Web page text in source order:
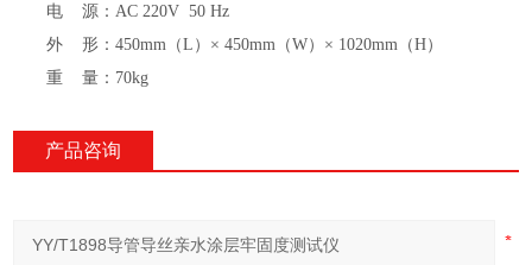
电
源 ：AC 220V 50 Hz
外
形：450mm（L）×450mm（W） × 1020mm（H）
重
量： 70kg
产品咨询